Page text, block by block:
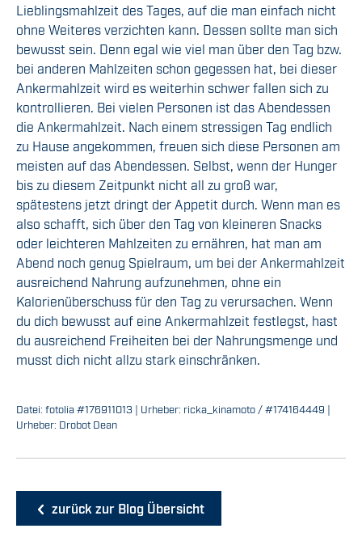
Lieblingsmahlzeit des Tages, auf die man einfach nicht
ohne Weiteres verzichten kann. Dessen sollte man sich
bewusst sein. Denn egal wie viel man über den Tag bzw.
bei anderen Mahlzeiten schon gegessen hat, bei dieser
Ankermahlzeit wird es weiterhin schwer fallen sich zu
kontrollieren. Bei vielen Personen ist das Abendessen
die Ankermahlzeit. Nach einem stressigen Tag endlich
zu Hause angekommen, freuen sich diese Personen am
meisten auf das Abendessen. Selbst, wenn der Hunger
bis zu diesem Zeitpunkt nicht all zu groß war,
spätestens jetzt dringt der Appetit durch. Wenn man es
also schafft, sich über den Tag von kleineren Snacks
oder leichteren Mahlzeiten zu ernähren, hat man am
Abend noch genug Spielraum, um bei der Ankermahlzeit
ausreichend Nahrung aufzunehmen, ohne ein
Kalorienüberschuss für den Tag zu verursachen. Wenn
du dich bewusst auf eine Ankermahlzeit festlegst, hast
du ausreichend Freiheiten bei der Nahrungsmenge und
musst dich nicht allzu stark einschränken.
Datei: fotolia #176911013 | Urheber: ricka_kinamoto / #174164449 |
Urheber: Drobot Dean
zurück zur Blog Übersicht